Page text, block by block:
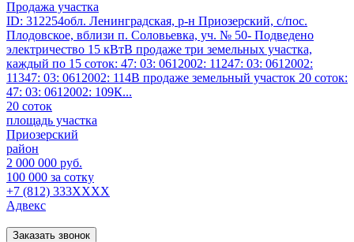
Продажа участка
ID: 312254обл. Ленинградская, р-н Приозерский, с/пос.
Плодовское, вблизи п. Соловьевка, уч. № 50- Подведено
электричество 15 кВтВ продаже три земельных участка,
каждый по 15 соток: 47: 03: 0612002: 11247: 03: 0612002:
11347: 03: 0612002: 114В продаже земельный участок 20 соток:
47: 03: 0612002: 109К...
20 соток
площадь участка
Приозерский
район
2 000 000 руб.
100 000 за сотку
+7 (812) 333XXXX
Адвекс
Заказать звонок